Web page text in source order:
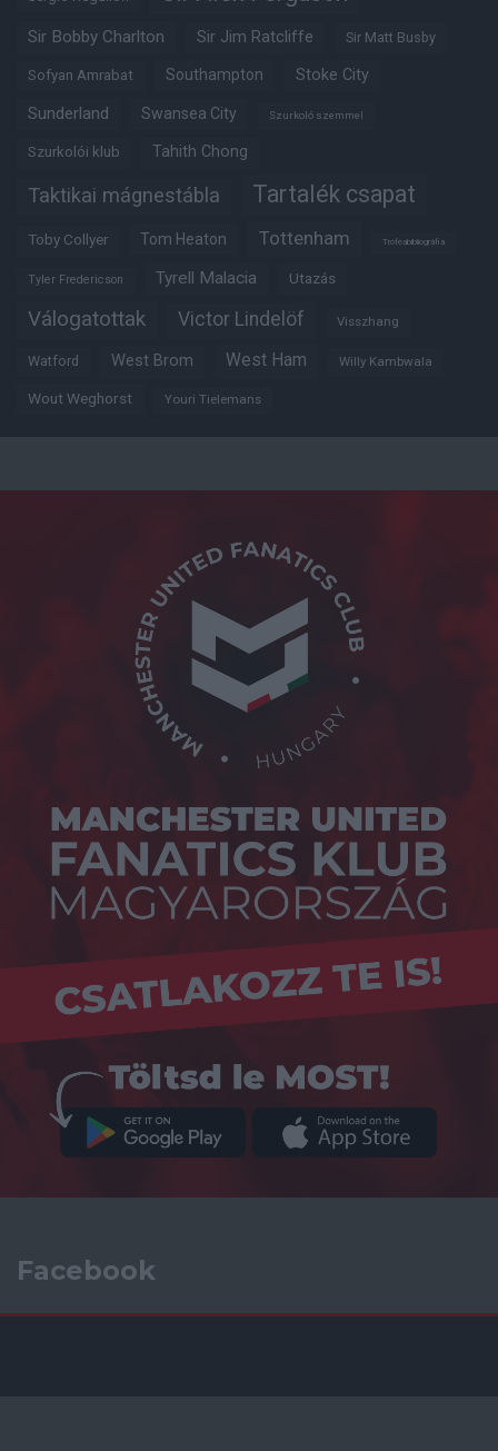
Sir Bobby Charlton Sir Jim Ratcliffe Sir Matt Busby
Sofyan Amrabat Southampton Stoke City
Sunderland Swansea City Szurkoló szemmel
Szurkolói klub Tahith Chong
Taktikai mágnestábla Tartalék csapat
Toby Collyer Tom Heaton Tottenham Trófeabibliográfia
Tyler Fredericson Tyrell Malacia Utazás
Válogatottak Victor Lindelöf Visszhang
Watford West Brom West Ham Willy Kambwala
Wout Weghorst Youri Tielemans
Facebook